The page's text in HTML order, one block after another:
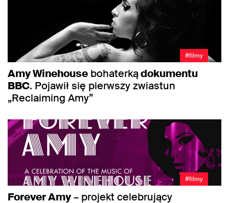
#filmy
Amy Winehouse bohaterkądokumentu
BBC. Pojawił się pierwszy zwiastun
„Reclaiming Amy”
#filmy
Forever Amy– projekt celebrujący